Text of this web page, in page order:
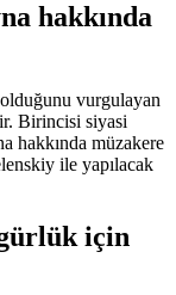
hakkında
vurgulayan
Birincisi siyasi
hakkında müzakere
ile yapılacak
için